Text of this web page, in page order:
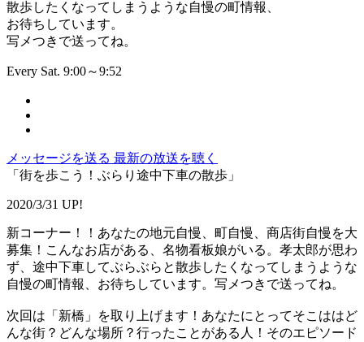
散歩したくなってしまうような自慢の町情報、
お待ちしています。
写メつきで送ってね。
Every Sat. 9:00～9:52
メッセージを送る 最新の放送を聴く
「街を歩こう！ぶらり途中下車の散歩」
2020/3/31 UP!
新コーナー！！あなたの地元自慢、町自慢、商店街自慢を大
募集！こんなお店がある、名物看板娘がいる。孝太郎が思わ
ず、途中下車してぶらぶらと散歩したくなってしまうような
自慢の町情報、お待ちしています。写メつきで送ってね。
次回は「新橋」を取り上げます！あなたにとってそこははど
んな街？どんな場所？行ったことがある人！そのエピソード